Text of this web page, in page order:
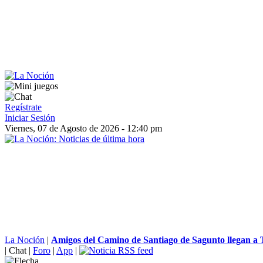
Regístrate
Iniciar Sesión
Viernes, 07 de Agosto de 2026 - 12:40 pm
La Noción | Amigos del Camino de Santiago de Sagunto llegan a
| Chat | Foro | App |